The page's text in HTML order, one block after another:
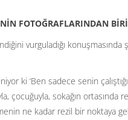
FOTOĞRAFLARINDAN
vurguladığı konuşmasında
ki ‘Ben sadece senin
çocuğuyla, sokağın ortasında
ne kadar rezil bir noktaya